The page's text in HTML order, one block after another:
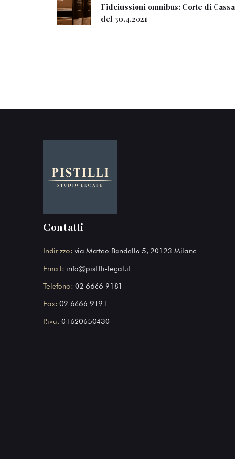
Fideiussioni omnibus: Corte di
del 30.4.2021
Contatti
Indirizzo:via Matteo Bandello 5, 20123 Milano
Email: info@pistilli-legal.it
Telefono:02 6666 9181
Fax:02 6666 9191
P.iva:01620650430